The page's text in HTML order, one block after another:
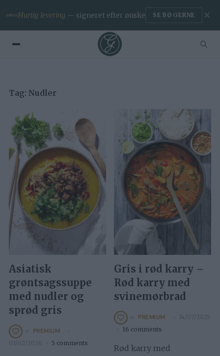
Hurtig levering — signeret efter ønske SE BØGERNE ✕
Tag: Nudler
Asiatisk
grøntsagssuppe
med nudler og
sprød gris
PREMIUM
03/02/2026 5 comments
Gris i rød karry –
Rød karry med
svinemørbrad
PREMIUM
14/07/2025
16 comments
Rød karry med